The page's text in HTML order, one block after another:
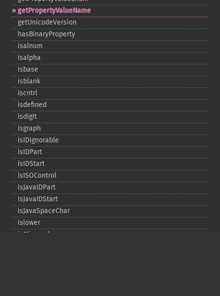
getPropertyValueName
getUnicodeVersion
hasBinaryProperty
isalnum
isalpha
isbase
isblank
iscntrl
isdefined
isdigit
isgraph
isIDIgnorable
isIDPart
isIDStart
isISOControl
isJavaIDPart
isJavaIDStart
isJavaSpaceChar
islower
isMirrored